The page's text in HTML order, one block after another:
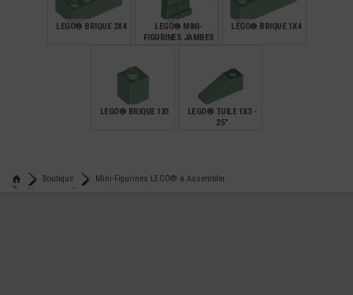
LEGO® BRIQUE 2X4
LEGO® MINI-
FIGURINES JAMBES
LEGO® BRIQUE 1X4
LEGO® BRIQUE 1X1
LEGO® TUILE 1X3 -
25°
Boutique
Mini-Figurines LEGO® à Assembler
Chapeaux - Casques et Accessoires